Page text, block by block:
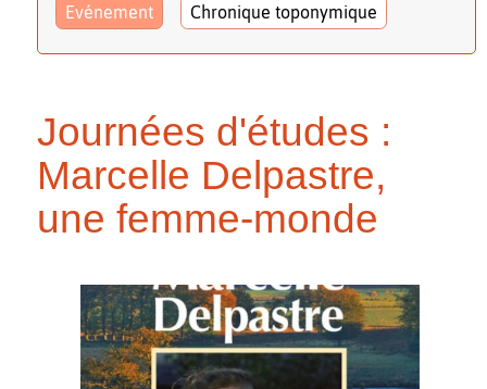
Evénement Chronique toponymique
Journées d'études :
Marcelle Delpastre,
une femme-monde